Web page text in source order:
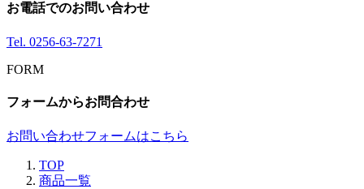
お電話でのお問い合わせ
Tel. 0256-63-7271
FORM
フォームからお問合わせ
お問い合わせフォームはこちら
TOP
商品一覧